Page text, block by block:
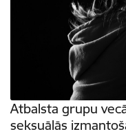
Atbalsta grupu
seksuālās